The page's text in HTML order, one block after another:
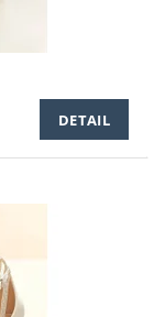
DETAIL